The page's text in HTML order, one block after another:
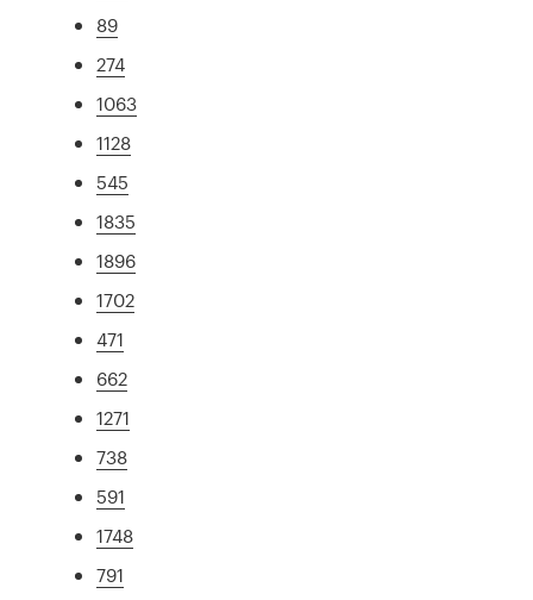
89
274
1063
1128
545
1835
1896
1702
471
662
1271
738
591
1748
791